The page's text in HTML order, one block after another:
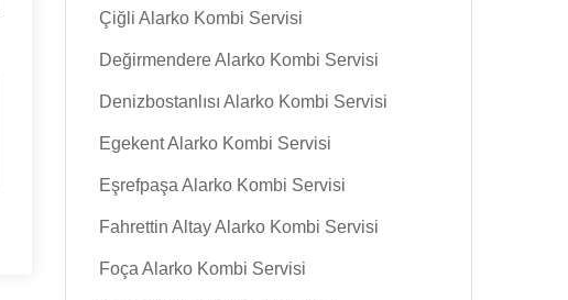
Çiğli Alarko Kombi Servisi
Değirmendere Alarko Kombi Servisi
Denizbostanlısı Alarko Kombi Servisi
Egekent Alarko Kombi Servisi
Eşrefpaşa Alarko Kombi Servisi
Fahrettin Altay Alarko Kombi Servisi
Foça Alarko Kombi Servisi